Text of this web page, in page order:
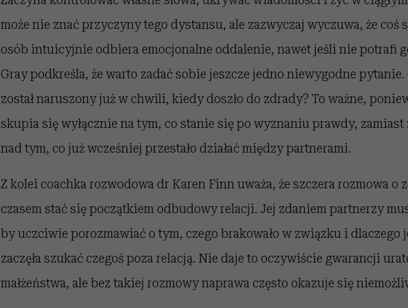
może nie znać przyczyny tego dystansu, ale zazwyczaj wyczuwa, że coś
osób intuicyjnie odbiera emocjonalne oddalenie, nawet jeśli nie potrafi
Gray podkreśla, że warto zadać sobie jeszcze jedno niewygodne
został naruszony już w chwili, kiedy doszło do zdrady? To ważne,
skupia się wyłącznie na tym, co stanie się po wyznaniu prawdy,
nad tym, co już wcześniej przestało działać między partnerami.
Z kolei coachka rozwodowa dr Karen Finn uważa, że szczera rozmowa o
czasem stać się początkiem odbudowy relacji. Jej zdaniem partnerzy
by uczciwie porozmawiać o tym, czego brakowało w związku i dlaczego
zaczęła szukać czegoś poza relacją. Nie daje to oczywiście gwarancji
małżeństwa, ale bez takiej rozmowy naprawa często okazuje się